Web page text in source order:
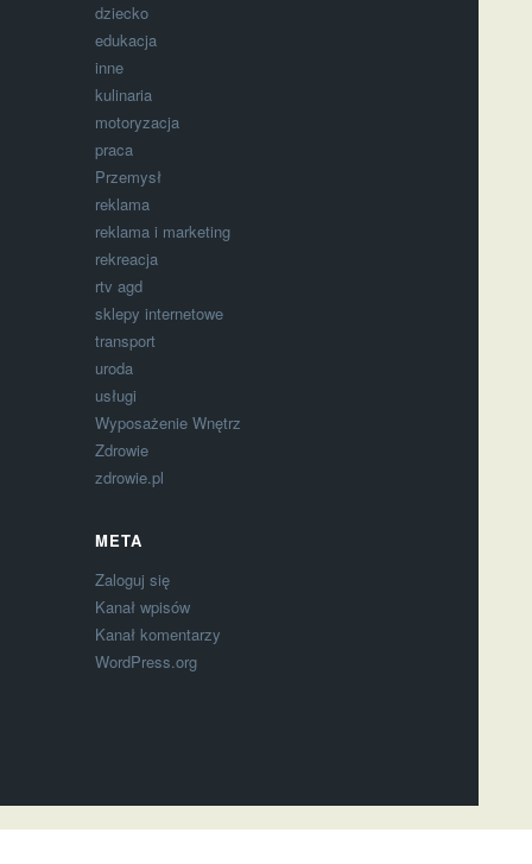
dziecko
edukacja
inne
kulinaria
motoryzacja
praca
Przemysł
reklama
reklama i marketing
rekreacja
rtv agd
sklepy internetowe
transport
uroda
usługi
Wyposażenie Wnętrz
Zdrowie
zdrowie.pl
META
Zaloguj się
Kanał wpisów
Kanał komentarzy
WordPress.org